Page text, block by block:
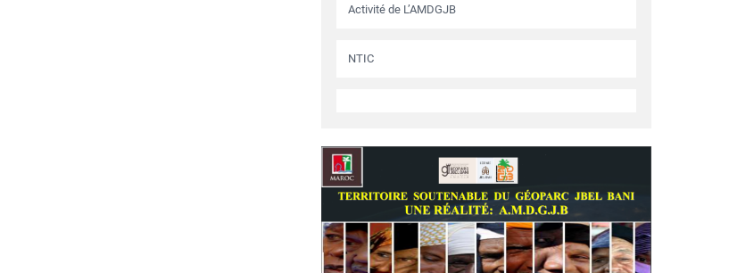
Activité de L’AMDGJB
NTIC